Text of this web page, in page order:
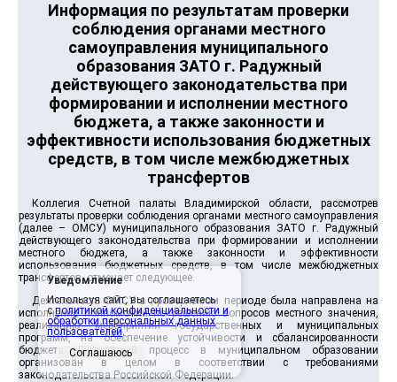
Информация по результатам проверки
соблюдения органами местного
самоуправления муниципального
образования ЗАТО г. Радужный
действующего законодательства при
формировании и исполнении местного
бюджета, а также законности и
эффективности использования бюджетных
средств, в том числе межбюджетных
трансфертов
Коллегия Счетной палаты Владимирской области, рассмотрев
результаты проверки соблюдения органами местного самоуправления
(далее – ОМСУ) муниципального образования ЗАТО г. Радужный
действующего законодательства при формировании и исполнении
местного бюджета, а также законности и эффективности
использования бюджетных средств, в том числе межбюджетных
трансфертов, отмечает следующее.
Деятельность ОМСУ в проверяемом периоде была направлена на
исполнение полномочий по решению вопросов местного значения,
реализацию мероприятий государственных и муниципальных
программ, на обеспечение устойчивости и сбалансированности
бюджета. Бюджетный процесс в муниципальном образовании
организован в целом в соответствии с требованиями
законодательства Российской Федерации.
Уведомление
Используя сайт, вы соглашаетесь
сполитикой конфиденциальности и
обработки персональных данных
пользователей.
Соглашаюсь